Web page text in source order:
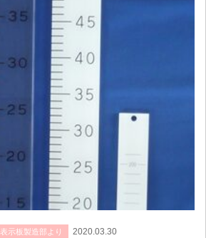
表示板製造部より 2020.03.30